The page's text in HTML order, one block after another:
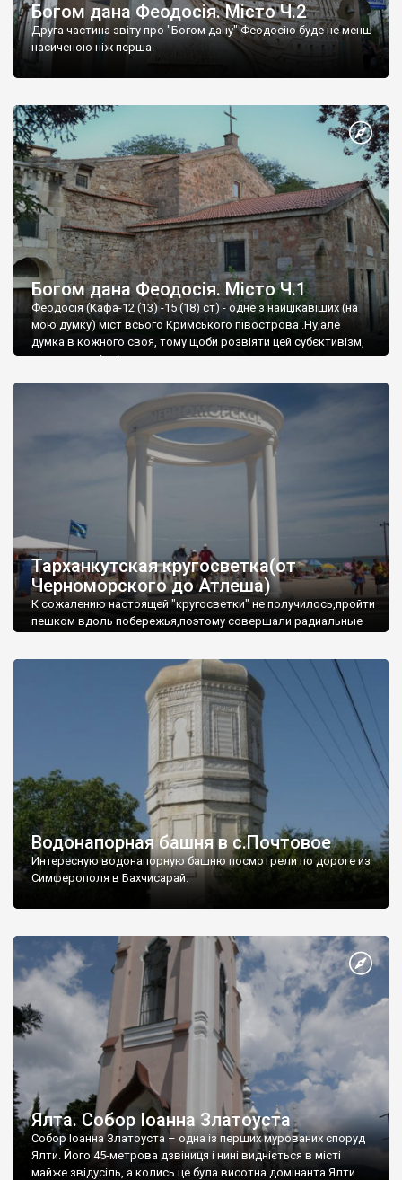
Богом дана Феодосія. Місто Ч.2
Друга частина звіту про "Богом дану" Феодосію буде не менш
насиченою ніж перша.
Богом дана Феодосія. Місто Ч.1
Феодосія (Кафа-12 (13) -15 (18) ст) - одне з найцікавіших (на
мою думку) міст всього Кримського півострова .Ну,але
думка в кожного своя, тому щоби розвіяти цей субєктивізм,
запрошую відвідати це
Тарханкутская кругосветка(от
Черноморского до Атлеша)
К сожалению настоящей "кругосветки" не получилось,пройти
пешком вдоль побережья,поэтому совершали радиальные
Водонапорная башня в с.Почтовое
Интересную водонапорную башню посмотрели по дороге из
Симферополя в Бахчисарай.
Ялта. Собор Іоанна Златоуста
Собор Іоанна Златоуста – одна із перших мурованих споруд
Ялти. Його 45-метрова дзвіниця і нині видніється в місті
майже звідусіль, а колись це була висотна домінанта Ялти.